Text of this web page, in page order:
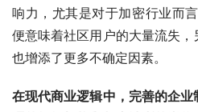
响力，尤其是对于加密行业而
便意味着社区用户的大量流失
也增添了更多不确定因素。
在现代商业逻辑中，完善的企